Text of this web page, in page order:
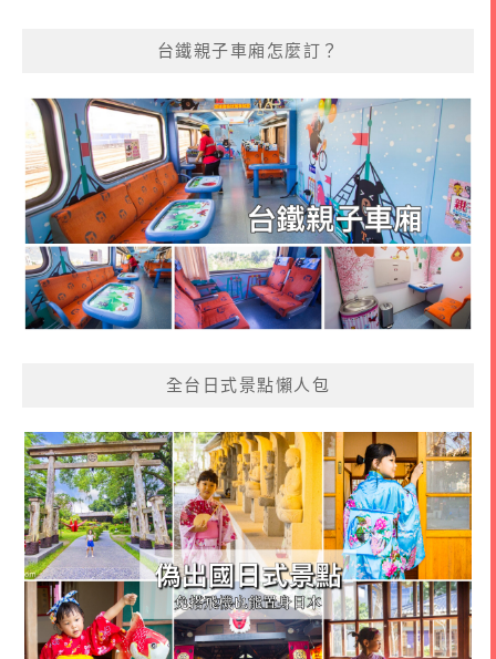
台鐵親子車廂怎麼訂？
全台日式景點懶人包